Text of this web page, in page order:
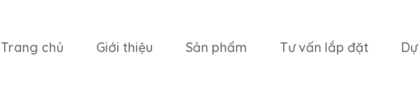
Trang chủ Giới thiệu Sản phẩm Tư vấn lắp đặt